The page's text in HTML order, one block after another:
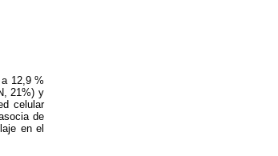
12,9 %
21%) y
celular
de
en el